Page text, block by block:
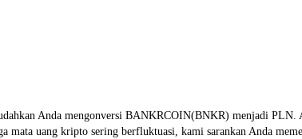
Anda mengonversi BANKRCOIN(BNKR) menjadi
mata uang kripto sering berfluktuasi, kami sarankan Anda